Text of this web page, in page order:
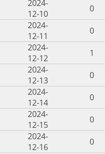
2024-
12-10
0
2024-
12-11
0
2024-
12-12
1
2024-
12-13
0
2024-
12-14
0
2024-
12-15
0
2024-
12-16
0